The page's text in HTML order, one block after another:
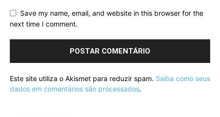
Save my name, email, and website in this browser for the
next time I comment.
Este site utiliza o Akismet para reduzir spam. Saiba como seus
dados em comentários são processados.